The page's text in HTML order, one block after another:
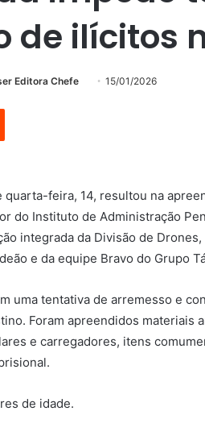
de ilícitos
Editora Chefe
Siga
Mande15/01/2026
Reddit
quarta-feira, 14, resultou na
do Instituto de Administração
integrada da Divisão de
e da equipe Bravo do Grupo
uma tentativa de arremesso e
Foram apreendidos materiais
e carregadores, itens
de idade.